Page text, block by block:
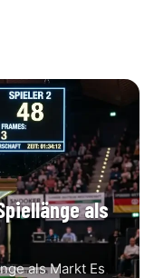
als
als Markt Es